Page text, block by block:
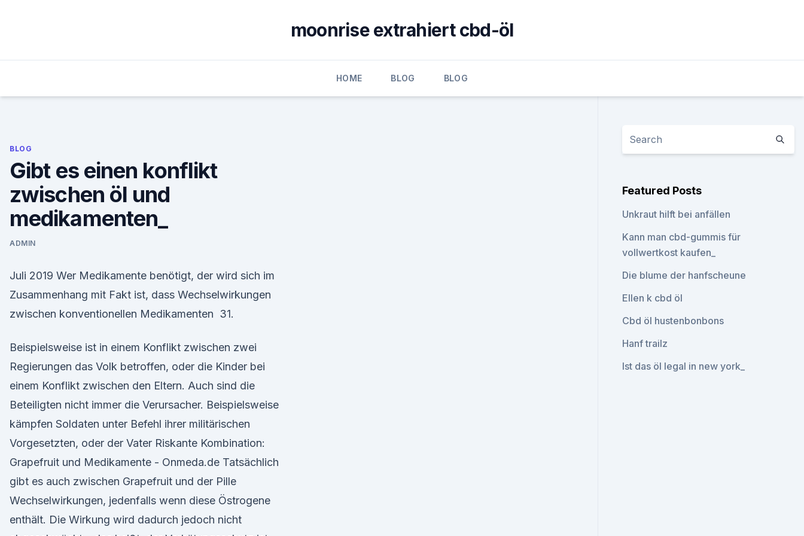
moonrise extrahiert cbd-öl
HOME BLOG BLOG
BLOG
Gibt es einen konflikt
zwischen öl und
medikamenten_
ADMIN
Juli 2019 Wer Medikamente benötigt, der wird sich im
Zusammenhang mit Fakt ist, dass Wechselwirkungen
zwischen konventionellen Medikamenten 31.
Beispielsweise ist in einem Konflikt zwischen zwei
Regierungen das Volk betroffen, oder die Kinder bei
einem Konflikt zwischen den Eltern. Auch sind die
Beteiligten nicht immer die Verursacher. Beispielsweise
kämpfen Soldaten unter Befehl ihrer militärischen
Vorgesetzten, oder der Vater Riskante Kombination:
Grapefruit und Medikamente - Onmeda.de Tatsächlich
gibt es auch zwischen Grapefruit und der Pille
Wechselwirkungen, jedenfalls wenn diese Östrogene
enthält. Die Wirkung wird dadurch jedoch nicht
Featured Posts
Unkraut hilft bei anfällen
Kann man cbd-gummis für
vollwertkost kaufen_
Die blume der hanfscheune
Ellen k cbd öl
Cbd öl hustenbonbons
Hanf trailz
Ist das öl legal in new york_